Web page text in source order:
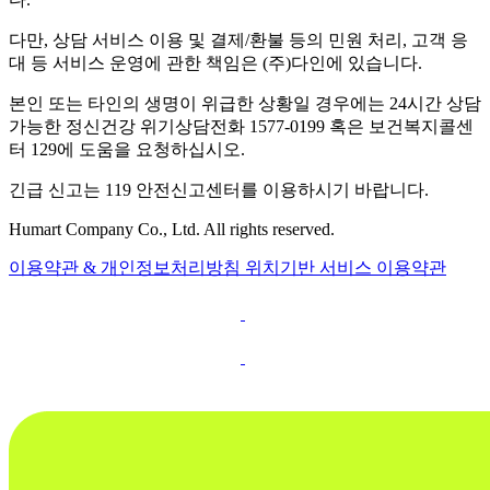
다만, 상담 서비스 이용 및 결제/환불 등의 민원 처리, 고객 응
대 등 서비스 운영에 관한 책임은 (주)다인에 있습니다.
본인 또는 타인의 생명이 위급한 상황일 경우에는 24시간 상담
가능한 정신건강 위기상담전화 1577-0199 혹은 보건복지콜센
터 129에 도움을 요청하십시오.
긴급 신고는 119 안전신고센터를 이용하시기 바랍니다.
Humart Company Co., Ltd. All rights reserved.
이용약관 & 개인정보처리방침 위치기반 서비스 이용약관